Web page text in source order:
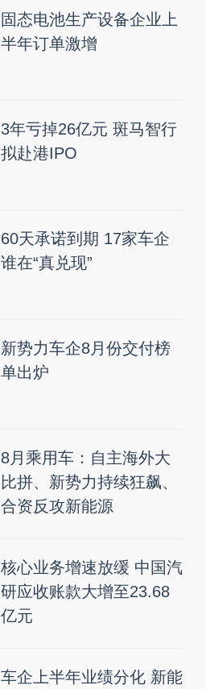
固态电池生产设备企业上
半年订单激增
3年亏掉26亿元 斑马智行
拟赴港IPO
60天承诺到期 17家车企
谁在“真兑现”
新势力车企8月份交付榜
单出炉
8月乘用车：自主海外大
比拼、新势力持续狂飙、
合资反攻新能源
核心业务增速放缓 中国汽
研应收账款大增至23.68
亿元
车企上半年业绩分化 新能